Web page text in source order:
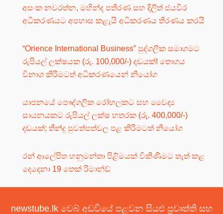
අසංක නවරත්න, මහින්ද පතිරණ සහ දිලිත් ජයවීර
අධිකරණයට අපහාස කළැයි අධිකරණය තීරණය කරයි
“Orience International Business” පුද්ගලික සමාගමට
රුපියල් ලක්ෂයක (රු. 100,000/-) දඩයක්! තොගය
විනාශ කිරීමටත් අධිකරණයෙන් නියෝග
යාපනයේ පෞද්ගලික රෝහලකට සහ වෛද්‍ය
සායනයකට රුපියල් ලක්ෂ හතරක (රු. 400,000/-)
දඩයක්; තීන්දු පුවත්පත්වල පළ කිරීමටත් නියෝග
රන් ආලේපිත හනුමන්තා පිළිමයක් විකිණීමට තැත් කළ
දෙදෙනා 19 තෙක් රිමාන්ඩ්
newstube.lk වෙබ් අඩවියේ පළවන සියළු ප්‍රවෘත්ති සහ